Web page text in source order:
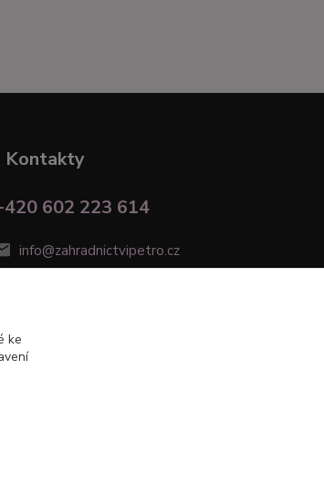
Kontakty
602 223 614
info@zahradnictvipetro.cz
ke